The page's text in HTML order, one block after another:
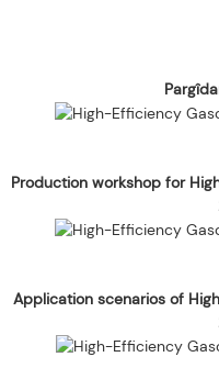
Production workshop for
Application scenarios of